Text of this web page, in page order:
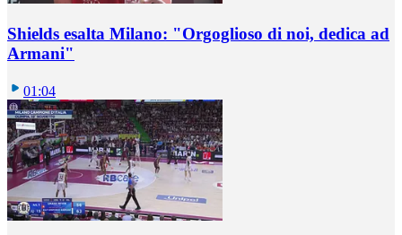
Shields esalta Milano: "Orgoglioso di noi, dedica ad
Armani"
01:04